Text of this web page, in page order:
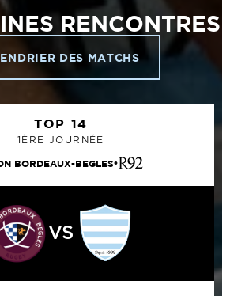
RENCONTRES
DES MATCHS
TOP 14
1ÈRE JOURNÉE
BORDEAUX-BEGLES
VS